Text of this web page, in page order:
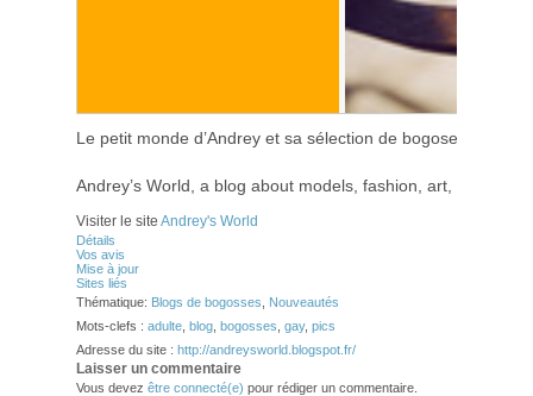
Le petit monde d’Andrey et sa sélection de bogoses,
Andrey’s World, a blog about models, fashion, art, music,
Visiter le site Andrey's World
Détails
Vos avis
Mise à jour
Sites liés
Thématique: Blogs de bogosses
Nouveautés
Mots-clefs : adulte blog bogosses gay, pics
Adresse du site : http://andreysworld.blogspot.fr/
Laisser un commentaire
Vous devez être connecté(e) pour rédiger un commentaire.